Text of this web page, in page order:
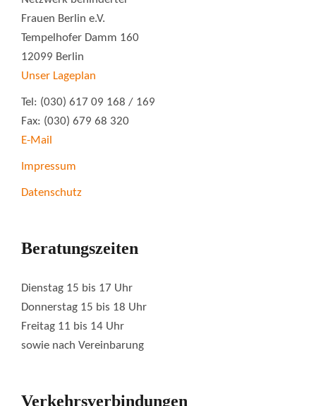
Frauen Berlin e.V.
Tempelhofer Damm 160
12099 Berlin
Unser Lageplan
Tel: (030) 617 09 168 / 169
Fax: (030) 679 68 320
E-Mail
Impressum
Datenschutz
Beratungszeiten
Dienstag 15 bis 17 Uhr
Donnerstag 15 bis 18 Uhr
Freitag 11 bis 14 Uhr
sowie nach Vereinbarung
Verkehrsverbindungen